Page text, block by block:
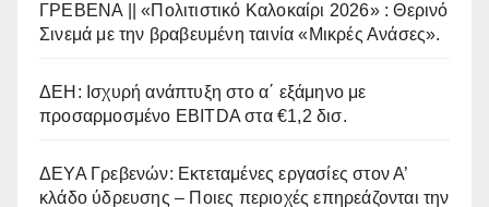
ΓΡΕΒΕΝΑ || «Πολιτιστικό Καλοκαίρι 2026» : Θερινό
Σινεμά με την βραβευμένη ταινία «Μικρές Ανάσες».
ΔΕΗ: Ισχυρή ανάπτυξη στο α΄ εξάμηνο με
προσαρμοσμένο EBITDA στα €1,2 δισ.
ΔΕΥΑ Γρεβενών: Εκτεταμένες εργασίες στον Α’
κλάδο ύδρευσης – Ποιες περιοχές επηρεάζονται την